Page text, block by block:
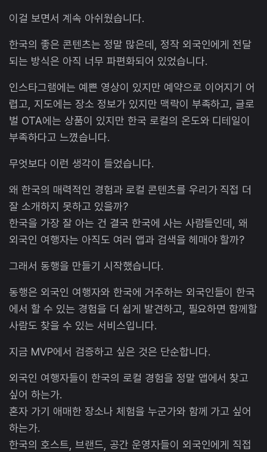
이걸 보면서 계속 아쉬웠습니다.
한국의 좋은 콘텐츠는 정말 많은데, 정작 외국인에게 전달
되는 방식은 아직 너무 파편화되어 있었습니다.
인스타그램에는 예쁜 영상이 있지만 예약으로 이어지기 어
렵고, 지도에는 장소 정보가 있지만 맥락이 부족하고, 글로
벌 OTA에는 상품이 있지만 한국 로컬의 온도와 디테일이
부족하다고 느꼈습니다.
무엇보다 이런 생각이 들었습니다.
왜 한국의 매력적인 경험과 로컬 콘텐츠를 우리가 직접 더
잘 소개하지 못하고 있을까?
한국을 가장 잘 아는 건 결국 한국에 사는 사람들인데, 왜
외국인 여행자는 아직도 여러 앱과 검색을 헤매야 할까?
그래서 동행을 만들기 시작했습니다.
동행은 외국인 여행자와 한국에 거주하는 외국인들이 한국
에서 할 수 있는 경험을 더 쉽게 발견하고, 필요하면 함께할
사람도 찾을 수 있는 서비스입니다.
지금 MVP에서 검증하고 싶은 것은 단순합니다.
외국인 여행자들이 한국의 로컬 경험을 정말 앱에서 찾고
싶어 하는가.
혼자 가기 애매한 장소나 체험을 누군가와 함께 가고 싶어
하는가.
한국의 호스트, 브랜드, 공간 운영자들이 외국인에게 직접